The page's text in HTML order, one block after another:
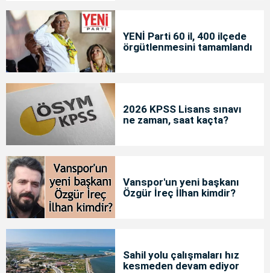
YENİ Parti 60 il, 400 ilçede
örgütlenmesini tamamlandı
2026 KPSS Lisans sınavı
ne zaman, saat kaçta?
Vanspor'un yeni başkanı
Özgür İreç İlhan kimdir?
Sahil yolu çalışmaları hız
kesmeden devam ediyor